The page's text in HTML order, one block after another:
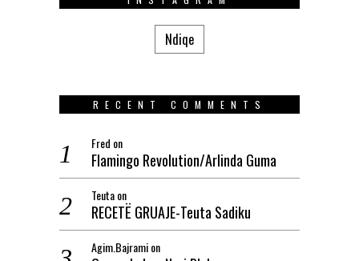
Ndiqe
RECENT COMMENTS
Fred on
Flamingo Revolution/Arlinda Guma
Teutaon
RECETË GRUAJE-Teuta Sadiku
Agim.Bajramion